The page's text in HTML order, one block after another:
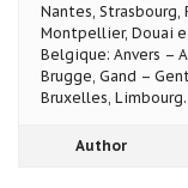
Nantes, Strasbourg,
Montpellier, Douai
Belgique: Anvers –
Brugge, Gand –
Bruxelles, Limbourg.
Author